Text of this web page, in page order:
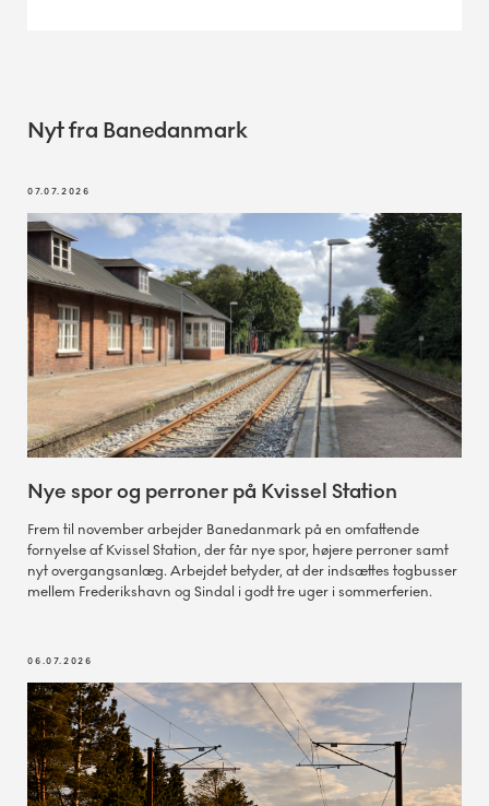
Nyt fra Banedanmark
07.07.2026
Nye spor og perroner på Kvissel Station
Frem til november arbejder Banedanmark på en omfattende
fornyelse af Kvissel Station, der får nye spor, højere perroner samt
nyt overgangsanlæg. Arbejdet betyder, at der indsættes togbusser
mellem Frederikshavn og Sindal i godt tre uger i sommerferien.
06.07.2026